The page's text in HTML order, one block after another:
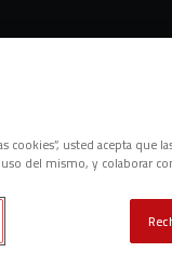
cookies”, usted acepta
del mismo, y colaborar